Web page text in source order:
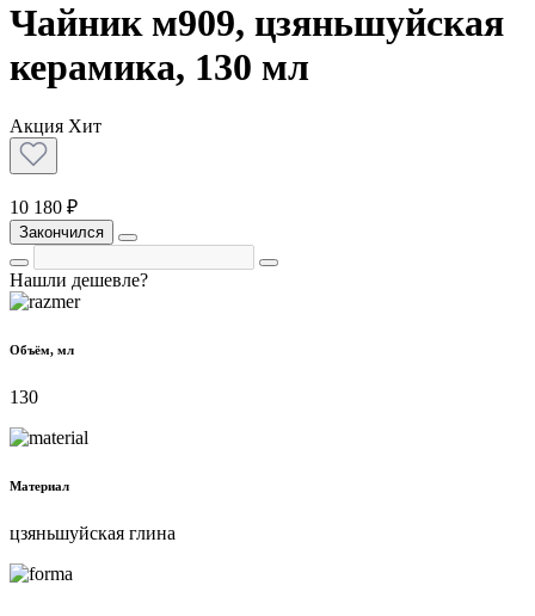
Чайник м909, цзяньшуйская
керамика, 130 мл
Акция Хит
10 180 ₽
Закончился
Нашли дешевле?
Объём, мл
130
Материал
цзяньшуйская глина